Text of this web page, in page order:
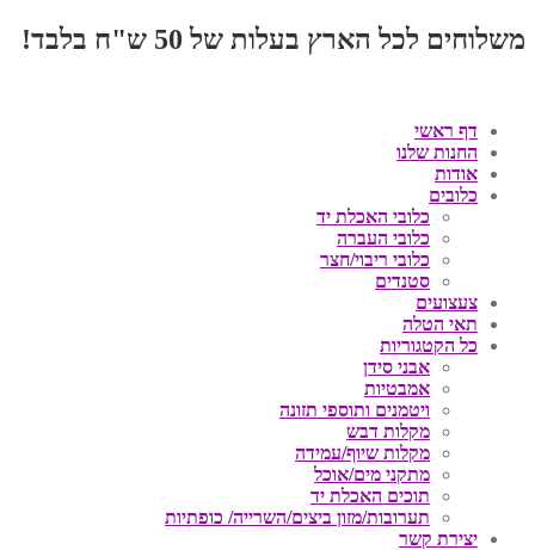
משלוחים לכל הארץ בעלות של 50 ש"ח בלבד!
דף ראשי
החנות שלנו
אודות
כלובים
כלובי האכלת יד
כלובי העברה
כלובי ריבוי/חצר
סטנדים
צעצועים
תאי הטלה
כל הקטגוריות
אבני סידן
אמבטיות
ויטמנים ותוספי תזונה
מקלות דבש
מקלות שיוף/עמידה
מתקני מים/אוכל
תוכים האכלת יד
תערובות/מזון ביצים/השרייה/ כופתיות
יצירת קשר